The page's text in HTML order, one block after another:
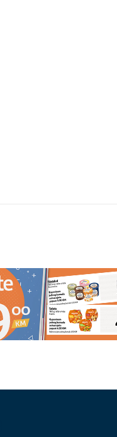
mesa